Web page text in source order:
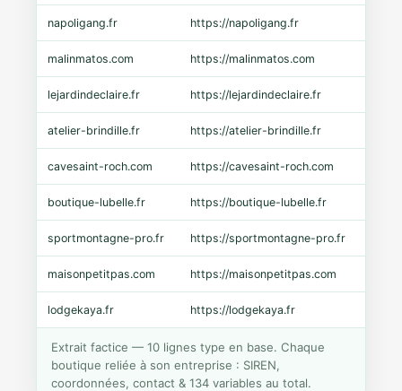
napoligang.fr https://napoligang.fr
malinmatos.com https://malinmatos.com
lejardindeclaire.fr https://lejardindeclaire.fr
atelier-brindille.fr https://atelier-brindille.fr
cavesaint-roch.com https://cavesaint-roch.com
boutique-lubelle.fr https://boutique-lubelle.fr
sportmontagne-pro.fr https://sportmontagne-pro.fr
maisonpetitpas.com https://maisonpetitpas.com
lodgekaya.fr https://lodgekaya.fr
Extrait factice — 10 lignes type en base. Chaque
boutique reliée à son entreprise : SIREN,
coordonnées, contact & 134 variables au total.